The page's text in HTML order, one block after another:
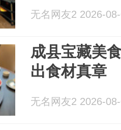
无名网友2 2026-
成县宝藏美
出食材真章
无名网友2 2026-